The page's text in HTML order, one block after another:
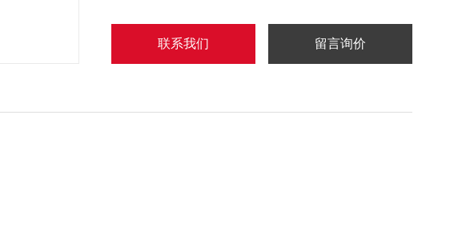
联系我们 留言询价